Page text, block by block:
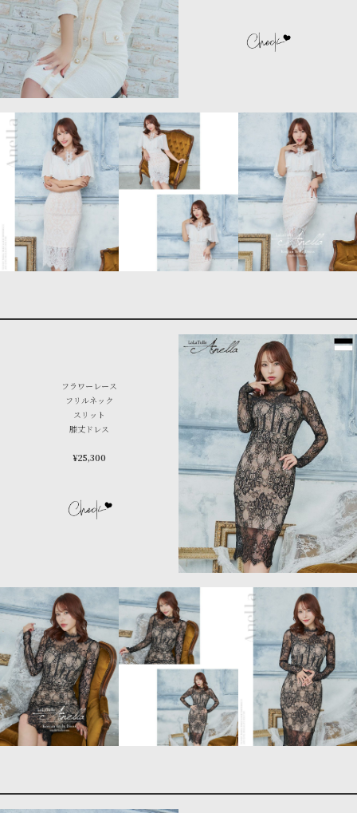
フラワーレース
フリルネック
スリット
膝丈ドレス
¥25,300